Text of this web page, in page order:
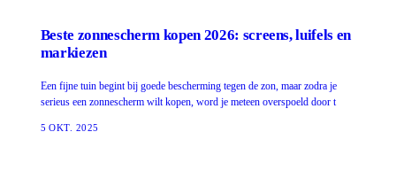
Beste zonnescherm kopen 2026: screens, luifels en
markiezen
Een fijne tuin begint bij goede bescherming tegen de zon, maar zodra je
serieus een zonnescherm wilt kopen, word je meteen overspoeld door t
5 OKT. 2025